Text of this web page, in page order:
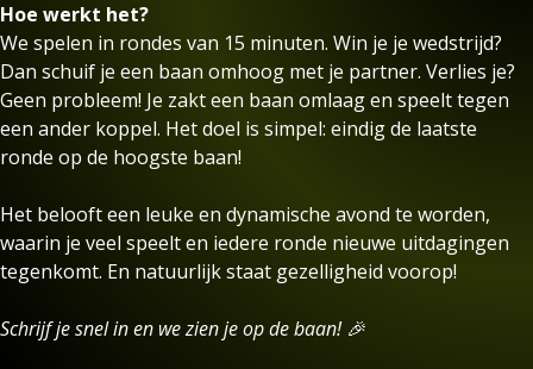
Hoe werkt het?
We spelen in rondes van 15 minuten. Win je je wedstrijd?
Dan schuif je een baan omhoog met je partner. Verlies je?
Geen probleem! Je zakt een baan omlaag en speelt tegen
een ander koppel. Het doel is simpel: eindig de laatste
ronde op de hoogste baan!
Het belooft een leuke en dynamische avond te worden,
waarin je veel speelt en iedere ronde nieuwe uitdagingen
tegenkomt. En natuurlijk staat gezelligheid voorop!
Schrijf je snel in en we zien je op de baan! 🎉